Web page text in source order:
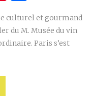
culturel et gourmand
du M. Musée du vin
Paris s’est